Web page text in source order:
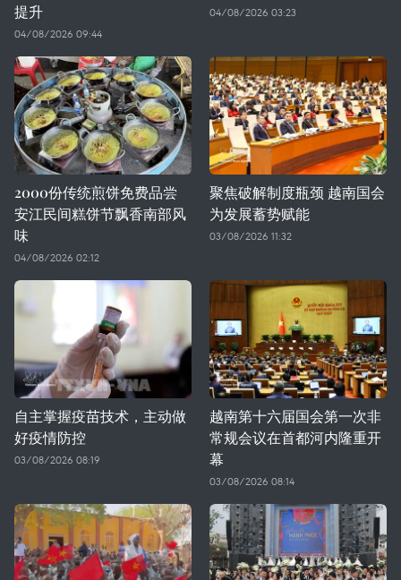
提升
04/08/2026 09:44
04/08/2026 03:23
2000份传统煎饼免费品尝
安江民间糕饼节飘香南部风
味
04/08/2026 02:12
聚焦破解制度瓶颈 越南国会
为发展蓄势赋能
03/08/2026 11:32
自主掌握疫苗技术，主动做
好疫情防控
03/08/2026 08:19
越南第十六届国会第一次非
常规会议在首都河内隆重开
幕
03/08/2026 08:14